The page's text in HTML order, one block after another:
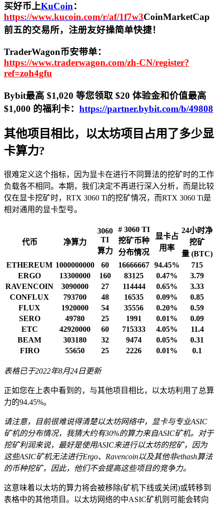
买好币上KuCoin：
https://www.kucoin.com/r/af/1f7w3CoinMarketCap
前五的交易所，注册友好操简单快捷！
TraderWagon币安带单：
https://www.traderwagon.com/zh-CN/register?
ref=zoh4gfu
Bybit最高 $1,020 等您领取 $20 体验金和价值最高
$1,000 的福利卡： https://partner.bybit.com/b/49808
其他项目相比，以太坊项目占用了多少显
卡算力?
很难定义这个指标，因为显卡在进行不同算法的挖矿时的工作
负载各不相同。本期，我们决定不再进行深入分析，而是比较
仅在显卡挖矿时，RTX 3060 Ti的挖矿情况，而RTX 3060 Ti是
相对通用的显卡型号。
代币 净算力
3060
TI
算力
# 3060 TI
挖矿币种
分布情况
显卡占
用率
24小时净
挖矿
量 (BTC)
ETHEREUM 1000000000 60 16666667 94.45%
715
ERGO
13300000 160 83125 0.47%
3.79
RAVENCOIN
3090000 27 114444 0.65%
3.33
CONFLUX
793700 48 16535 0.09%
0.85
FLUX
1920000 54 35556 0.20%
0.59
SERO
49780 25 1991 0.01%
0.09
ETC
42920000 60 715333 4.05%
11.4
BEAM
303180 32 9474 0.05%
0.31
FIRO
55650 25 2226 0.01% 0.1
表格已于2022年8月24日更新
正如您在上表中看到的，与其他项目相比，以太坊利用了总算
力的94.45%。
请注意，目前很难说得清楚以太坊网络中，显卡与专业ASIC
矿机的分布情况，我猜大约有30%的算力来自ASIC矿机。对于
挖矿利润来说，最好是使用ASIC来进行以太坊的挖矿，因为
这些ASIC矿机无法进行Ergo、Ravencoin以及其他非ethash算法
的币种挖矿，因此，他们不会提高这些项目的竞争力。
这意味着以太坊的算力将会被移除(矿机下线或关闭)或转移到
表格中的其他项目。以太坊网络的中ASIC矿机则可能会转向